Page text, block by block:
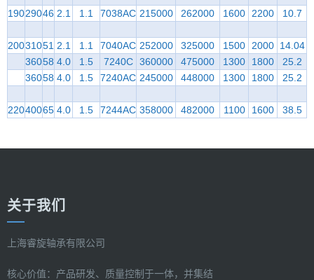
19029046 2.1 1.1 7038AC 215000 262000 1600 2200 10.7
20031051 2.1 1.1 7040AC 252000 325000 1500 2000 14.04
36058 4.0 1.5 7240C 360000 475000 1300 1800
25.2
36058 4.0 1.5 7240AC 245000 448000 1300 1800 25.2
22040065 4.0 1.5 7244AC 358000 482000 1100 1600 38.5
关于我们
上海睿旋轴承有限公司
核心价值：产品研发、质量控制于一体，并集结